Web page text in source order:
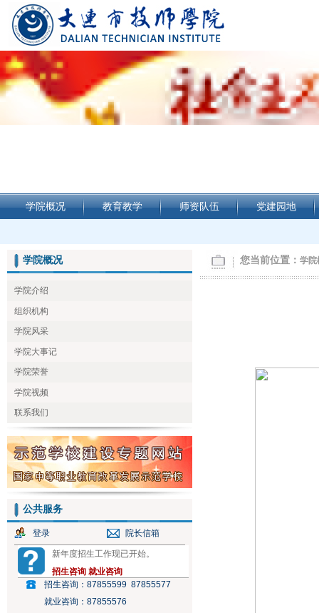
学院概况 教育教学 师资队伍 党建园地
学院概况
学院介绍
组织机构
学院风采
学院大事记
学院荣誉
学院视频
联系我们
公共服务
登录 院长信箱
新年度招生工作现已开始。
招生咨询 就业咨询
招生咨询： 87855599 87855577
就业咨询： 87855576
您当前位置： 学院